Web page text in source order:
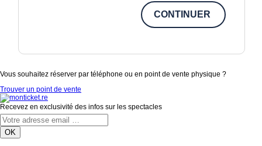
Vous souhaitez réserver par téléphone ou en point de vente physique ?
Trouver un point de vente
Recevez en exclusivité des infos sur les spectacles
OK